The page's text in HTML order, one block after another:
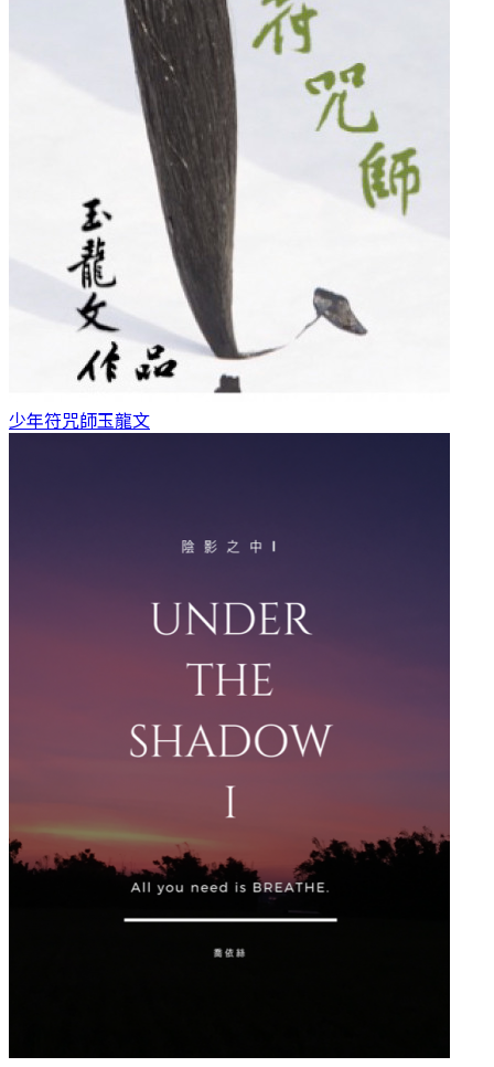
少年符咒師玉龍文